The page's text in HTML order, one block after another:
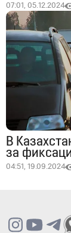
07:01, 05.12.2024
В
за
04:51, 19.09.2024